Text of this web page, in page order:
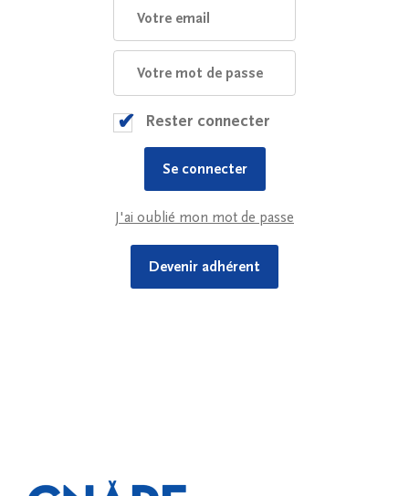
Rester connecter
J'ai oublié mon mot de passe
Devenir adhérent